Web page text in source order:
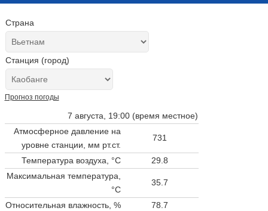
Страна
Станция (город)
Прогноз погоды
7 августа, 19:00 (время местное)
Атмосферное давление на
уровне станции, мм рт.ст.
731
Температура воздуха, °C
29.8
Максимальная температура,
°C
35.7
Относительная влажность, %
78.7